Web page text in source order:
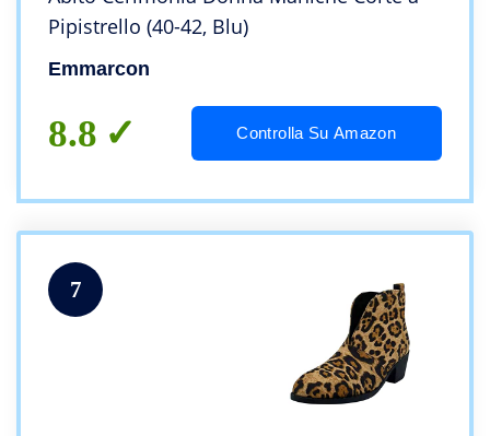
Pipistrello (40-42, Blu)
Emmarcon
8.8 Controlla Su Amazon
7